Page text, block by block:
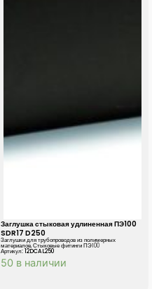
Заглушка стыковая удлиненная ПЭ100
SDR17 D250
Заглушки для трубопроводов из полимерных
материалов,Стыковые фитинги ПЭ100
Артикул: 12DCAL250
50 в наличии